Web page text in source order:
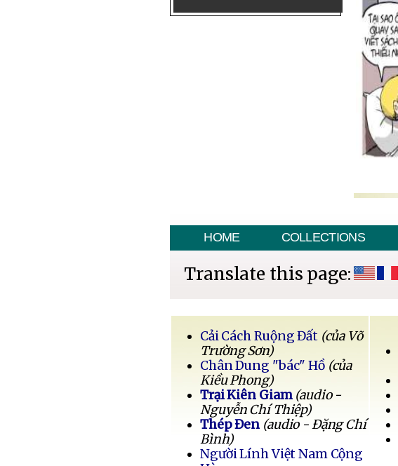
HOME COLLECTIONS
Translate this page:
Cải Cách Ruộng Đất (của Võ
Trường Sơn)
Chân Dung "bác" Hồ (của
Kiều Phong)
Trại Kiên Giam (audio -
Nguyễn Chí Thiệp)
Thép Đen (audio - Đặng Chí
Bình)
Người Lính Việt Nam Cộng